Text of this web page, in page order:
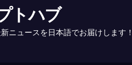
トハブ
ニュースを日本語でお届けします！